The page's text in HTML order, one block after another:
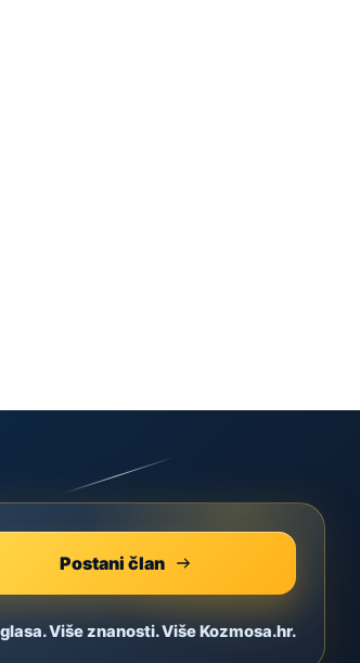
Postani član
Više znanosti. Više Kozmosa.hr.